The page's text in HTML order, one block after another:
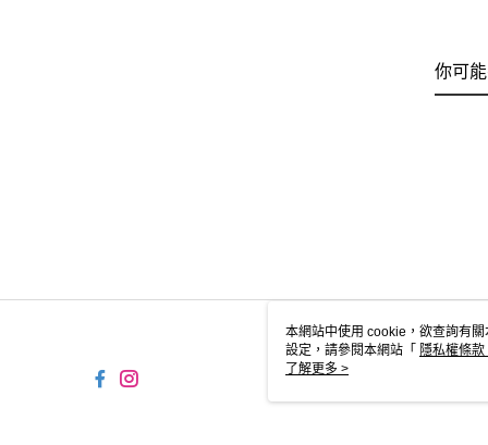
你可
本網站中使用 cookie，欲查詢有
設定，請參閱本網站「 隱私權條款
使用 cookie。
了解更多 >